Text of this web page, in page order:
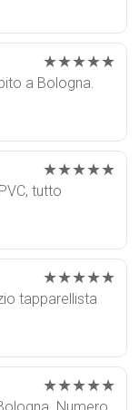
★★★★★
a Bologna.
★★★★★
tutto
★★★★★
tapparellista
★★★★★
Numero